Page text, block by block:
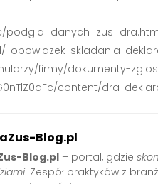
obowiazek-skladania-
firmy/dokumenty-
content/dra-
Blog.pl
Blog.pl – portal, gdzie
. Zespół praktyków z